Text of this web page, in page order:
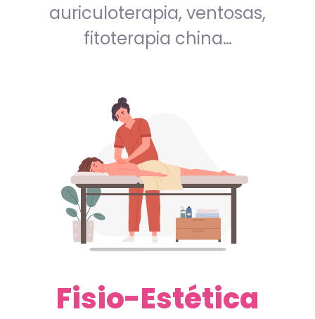
auriculoterapia, ventosas,
fitoterapia china…
Fisio-Estética